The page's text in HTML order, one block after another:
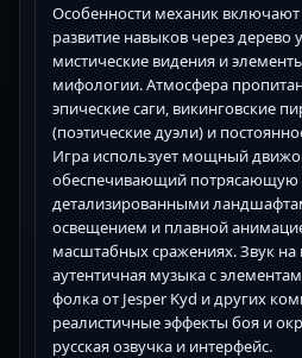
Особенности механик
развитие навыков через дерево
мистические видения и
мифологии. Атмосфера
эпические саги, викинговские
(поэтические дуэли) и
Игра использует мощный
обеспечивающий потрясающую
детализированными
освещением и плавной
масштабных сражениях. Звук
аутентичная музыка с
фолка от Jesper Kyd и других
реалистичные эффекты боя и
русская озвучка и интерфейс.